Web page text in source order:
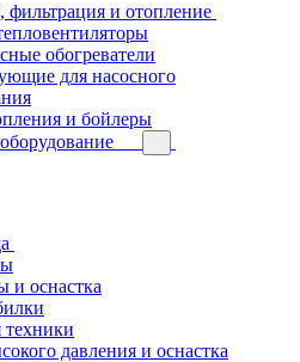
фильтрация и отопление
обогреватели
для насосного
и бойлеры
и оснастка
техники
давления и оснастка